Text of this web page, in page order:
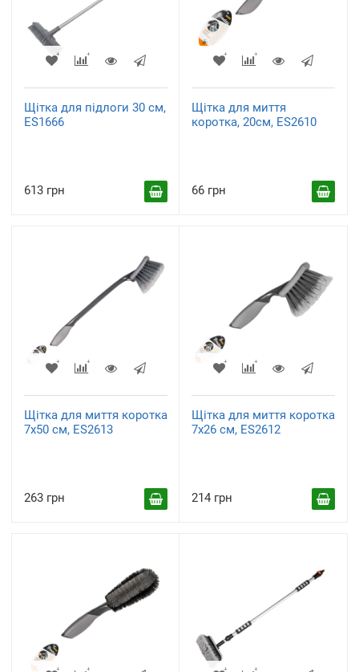
Щітка для підлоги 30 см,
ES1666
613 грн
Щітка для миття
коротка, 20см, ES2610
66 грн
Щітка для миття коротка
7х50 см, ES2613
263 грн
Щітка для миття коротка
7х26 см, ES2612
214 грн